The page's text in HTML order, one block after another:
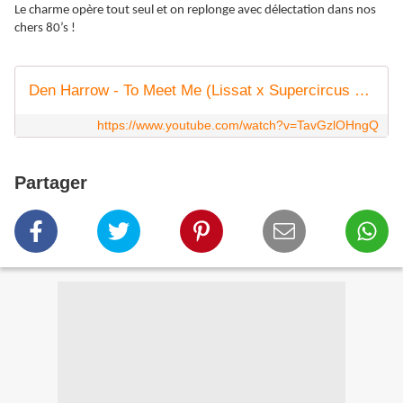
Le charme opère tout seul et on replonge avec délectation dans nos
chers 80’s !
Den Harrow - To Meet Me (Lissat x Supercircus Remix)
https://www.youtube.com/watch?v=TavGzlOHngQ
Partager